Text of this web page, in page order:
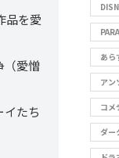
品を愛
（愛憎
たち
r
あら
アン
コメ
ダー